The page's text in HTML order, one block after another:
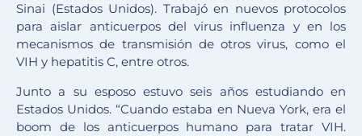
Sinai (Estados Unidos). Trabajó en nuevos protocolos
para aislar anticuerpos del virus influenza y en los
mecanismos de transmisión de otros virus, como el
VIH y hepatitis C, entre otros.
Junto a su esposo estuvo seis años estudiando en
Estados Unidos. “Cuando estaba en Nueva York, era el
boom de los anticuerpos humano para tratar VIH.